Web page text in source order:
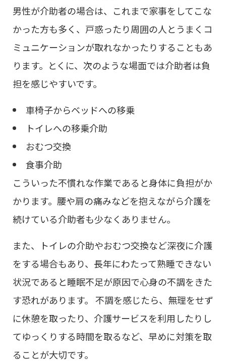
男性が介助者の場合は、これまで家事をしてこな
かった方も多く、戸惑ったり周囲の人とうまくコ
ミュニケーションが取れなかったりすることもあ
ります。とくに、次のような場面では介助者は負
担を感じやすいです。
車椅子からベッドへの移乗
トイレへの移乗介助
おむつ交換
食事介助
こういった不慣れな作業であると身体に負担がか
かります。腰や肩の痛みなどを抱えながら介護を
続けている介助者も少なくありません。
また、トイレの介助やおむつ交換など深夜に介護
をする場合もあり、長年にわたって熟睡できない
状況であると睡眠不足が原因で心身の不調をきた
す恐れがあります。 不調を感じたら、無理をせず
に休憩を取ったり、介護サービスを利用したりし
てゆっくりする時間を取るなど、早めに対策を取
ることが大切です。